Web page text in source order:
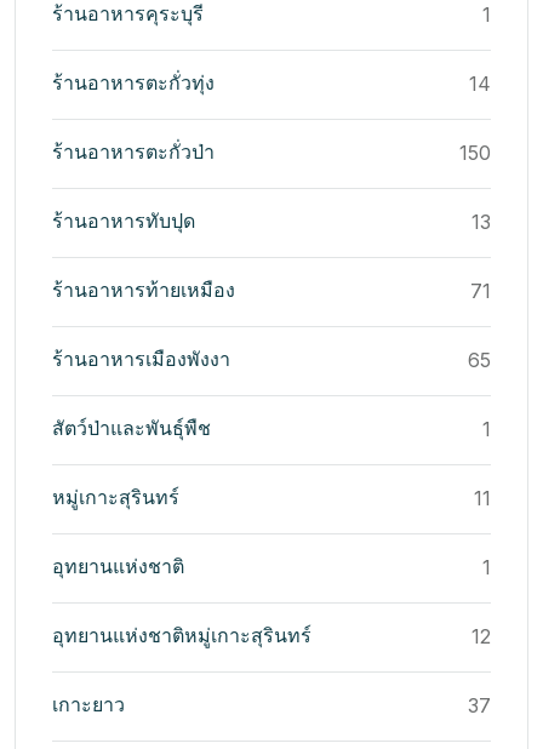
ร้านอาหารคุระบุรี 1
ร้านอาหารตะกั่วทุ่ง 14
ร้านอาหารตะกั่วป่า 150
ร้านอาหารทับปุด 13
ร้านอาหารท้ายเหมือง 71
ร้านอาหารเมืองพังงา 65
สัตว์ป่าและพันธุ์พืช 1
หมู่เกาะสุรินทร์ 11
อุทยานแห่งชาติ 1
อุทยานแห่งชาติหมู่เกาะสุรินทร์ 12
เกาะยาว 37